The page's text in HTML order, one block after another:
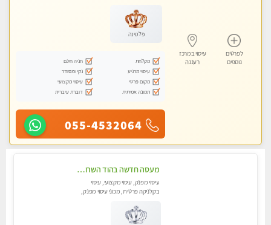
לפרטים
נוספים
עיסוי במרכז
רעננה
פלטינה
מקלחת
חניה חינם
עיסוי מרגיע
נקי ומסודר
מקום פרטי
עיסוי מקצועי
תמונה אמיתית
דוברת עיברית
055-4532064
מעסה חדשה בהוד השרון-מוזמן לחוויה בלתי נשכחת!!!עיסוי מפנק ביותר במקום פרטי לחלוטין!!
עיסוי מפנק, עיסוי מקצועי, עיסוי
בקלניקה פרטית, מכוני עיסוי מפנק,